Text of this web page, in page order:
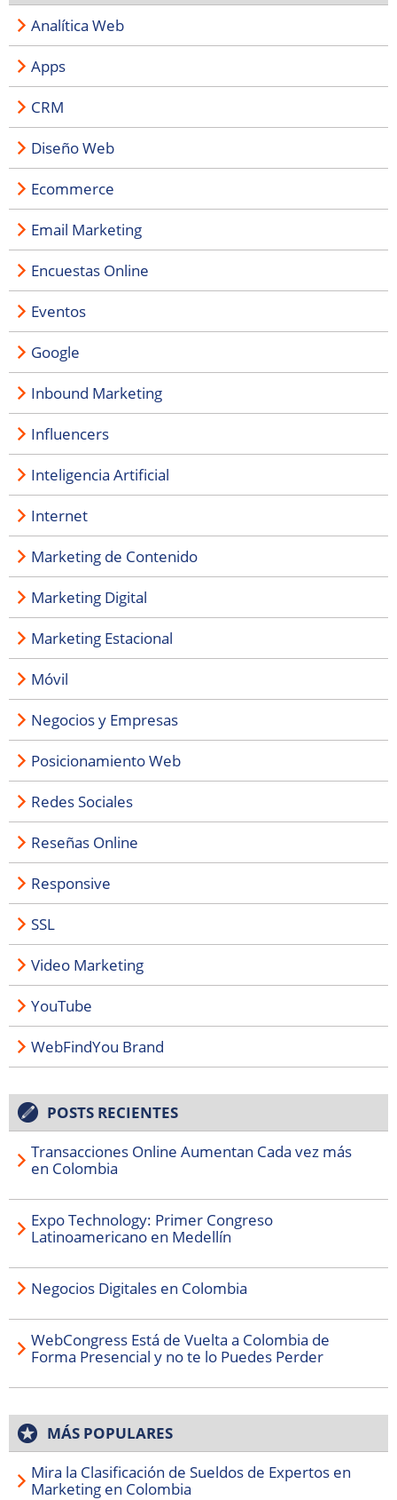
Analítica Web
Apps
CRM
Diseño Web
Ecommerce
Email Marketing
Encuestas Online
Eventos
Google
Inbound Marketing
Influencers
Inteligencia Artificial
Internet
Marketing de Contenido
Marketing Digital
Marketing Estacional
Móvil
Negocios y Empresas
Posicionamiento Web
Redes Sociales
Reseñas Online
Responsive
SSL
Video Marketing
YouTube
WebFindYou Brand
POSTS RECIENTES
Transacciones Online Aumentan Cada vez más
en Colombia
Expo Technology: Primer Congreso
Latinoamericano en Medellín
Negocios Digitales en Colombia
WebCongress Está de Vuelta a Colombia de
Forma Presencial y no te lo Puedes Perder
MÁS POPULARES
Mira la Clasificación de Sueldos de Expertos en
Marketing en Colombia